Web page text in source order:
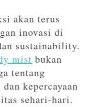
akan terus
inovasi di
sustainability.
mist bukan
tentang
kepercayaan
sehari-hari.